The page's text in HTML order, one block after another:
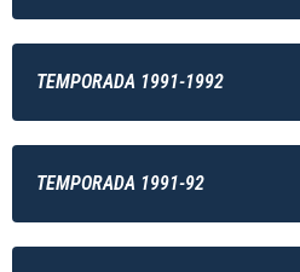
TEMPORADA 1991-1992
TEMPORADA 1991-92